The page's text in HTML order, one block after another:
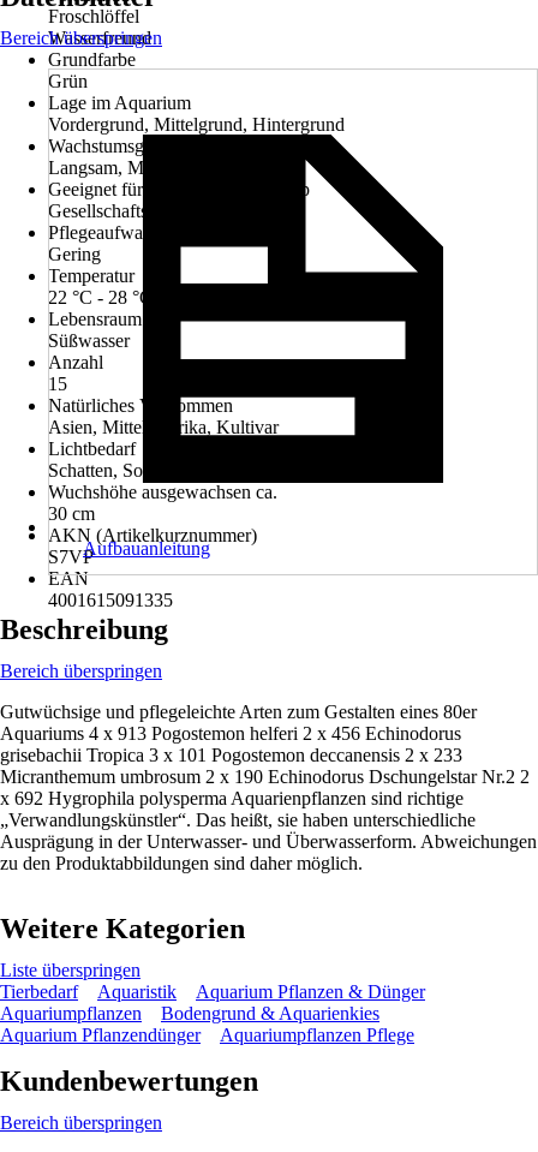
Froschlöffel
Wasserfreund
Grundfarbe
Grün
Lage im Aquarium
Vordergrund, Mittelgrund, Hintergrund
Wachstumsgeschwindigkeit
Langsam, Mittel
Geeignet für folgenden Beckentyp
Gesellschaftsaquarium
Pflegeaufwand
Gering
Temperatur
22 °C - 28 °C
Lebensraum
Süßwasser
Anzahl
15
Natürliches Vorkommen
Asien, Mittelamerika, Kultivar
Lichtbedarf
Schatten, Sonne, Halbschatten
Wuchshöhe ausgewachsen ca.
30 cm
AKN (Artikelkurznummer)
S7VP
EAN
4001615091335
Bereich überspringen
Aufbauanleitung
Beschreibung
Bereich überspringen
Gutwüchsige und pflegeleichte Arten zum Gestalten eines 80er
Aquariums 4 x 913 Pogostemon helferi 2 x 456 Echinodorus
grisebachii Tropica 3 x 101 Pogostemon deccanensis 2 x 233
Micranthemum umbrosum 2 x 190 Echinodorus Dschungelstar Nr.2 2
x 692 Hygrophila polysperma Aquarienpflanzen sind richtige
„Verwandlungskünstler“. Das heißt, sie haben unterschiedliche
Ausprägung in der Unterwasser- und Überwasserform. Abweichungen
zu den Produktabbildungen sind daher möglich.
Weitere Kategorien
Liste überspringen
Tierbedarf
Aquaristik
Aquarium Pflanzen & Dünger
Aquariumpflanzen
Bodengrund & Aquarienkies
Aquarium Pflanzendünger
Aquariumpflanzen Pflege
Kundenbewertungen
Bereich überspringen